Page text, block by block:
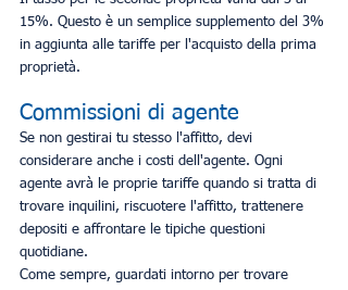
15%. Questo è un semplice supplemento del 3%
in aggiunta alle tariffe per l'acquisto della prima
proprietà.
Commissioni di agente
Se non gestirai tu stesso l'affitto, devi
considerare anche i costi dell'agente. Ogni
agente avrà le proprie tariffe quando si tratta di
trovare inquilini, riscuotere l'affitto, trattenere
depositi e affrontare le tipiche questioni
quotidiane.
Come sempre, guardati intorno per trovare